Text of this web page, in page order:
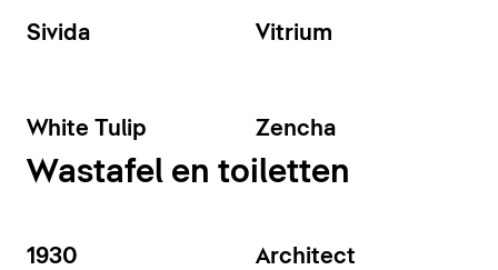
Sivida Vitrium
White Tulip Zencha
Wastafel en toiletten
1930 Architect